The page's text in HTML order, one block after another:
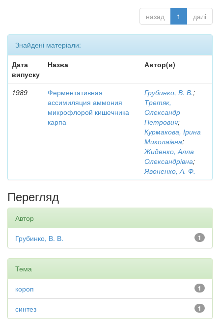
назад 1 далі
Знайдені матеріали:
Дата
випуску
Назва Автор(и)
1989
Ферментативная
ассимиляция аммония
микрофлорой кишечника
карпа
Грубинко, В. В.;
Третяк,
Олександр
Петрович;
Курмакова, Ірина
Миколаївна;
Жиденко, Алла
Олександрівна;
Явоненко, А. Ф.
Перегляд
Автор
1
Грубинко, В. В.
Тема
1
короп
1
синтез